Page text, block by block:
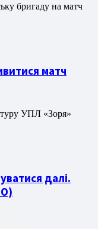
матч
далі.